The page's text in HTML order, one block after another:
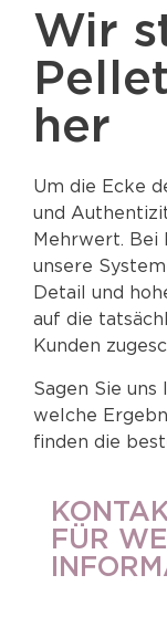
Wir
her
Um die Ecke
und
Mehrwert. Bei
unsere
Detail und
auf die
Kunden
Sagen Sie uns
welche
finden die
FÜR